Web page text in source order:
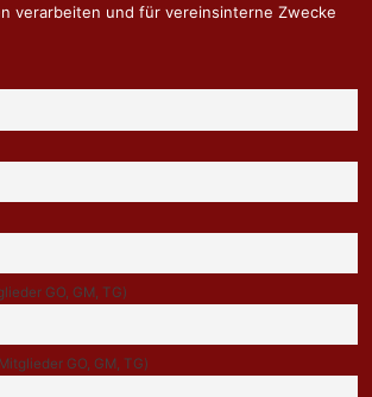
verarbeiten und für vereinsinterne Zwecke
GO, GM, TG)
GO, GM, TG)